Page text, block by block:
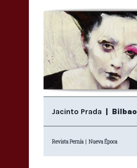
Jacinto Prada | Bilbao
Revista Pernía | Nueva Época